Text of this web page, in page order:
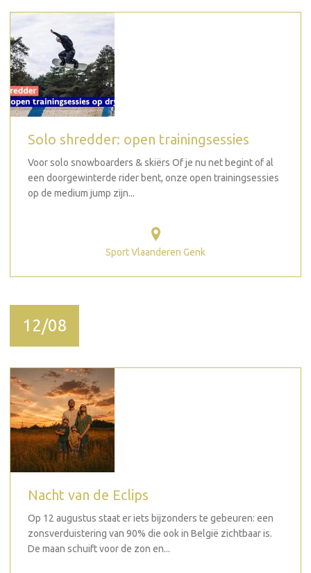
Solo shredder: open trainingsessies
Voor solo snowboarders & skiërs Of je nu net begint of al
een doorgewinterde rider bent, onze open trainingsessies
op de medium jump zijn...
Sport Vlaanderen Genk
12/08
Nacht van de Eclips
Op 12 augustus staat er iets bijzonders te gebeuren: een
zonsverduistering van 90% die ook in België zichtbaar is.
De maan schuift voor de zon en...